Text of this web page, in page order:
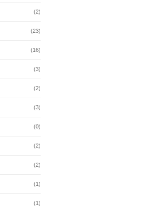
(2)
(23)
(16)
(3)
(2)
(3)
(0)
(2)
(2)
(1)
(1)